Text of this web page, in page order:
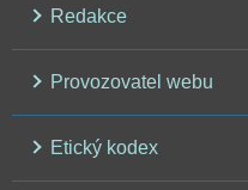
Redakce
Provozovatel webu
Etický kodex